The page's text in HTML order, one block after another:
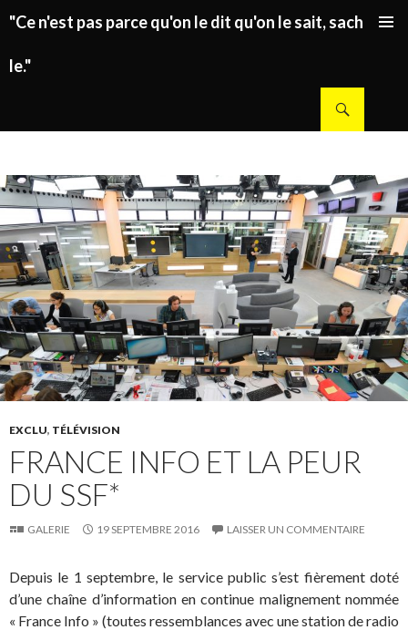
"Ce n'est pas parce qu'on le dit qu'on le sait, sachez
le."
EXCLU, TÉLÉVISION
FRANCE INFO ET LA PEUR
DU SSF*
GALERIE 19 SEPTEMBRE 2016 LAISSER UN COMMENTAIRE
Depuis le 1 septembre, le service public s’est fièrement doté
d’une chaîne d’information en continue malignement nommée
« France Info » (toutes ressemblances avec une station de radio